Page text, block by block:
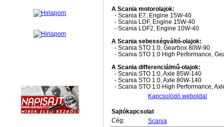
A Scania motorolajok:
- Scania E7, Engine 15W-40
- Scania LDF, Engine 15W-40
- Scania LDF2, Engine 10W-40
A Scania sebességváltó-olajok:
- Scania STO 1:0, Gearbox 80W-90
- Scania STO 1:0 High Performance,
A Scania differenciálmű-olajok:
- Scania STO 1:0, Axle 85W-140
- Scania STO 1:0, Axle 80W-140
- Scania STO 1:0 High Performance,
Kapcsolódó weboldal
Sajtókapcsolat
Cég:
Scania